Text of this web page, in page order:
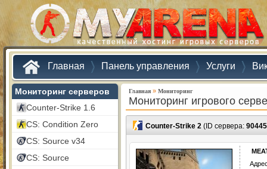
Главная Панель управления Услуги
Мониторинг серверов
Counter-Strike 1.6
CS: Condition Zero
CS: Source v34
CS: Source
Главная » Мониторинг
Мониторинг игрового
Counter-Strike 2 (ID сервера: 90445